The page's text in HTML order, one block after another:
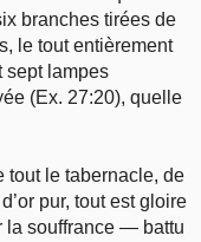
branches tirées de
le tout entièrement
sept lampes
(Ex. 27:20), quelle
tout le tabernacle, de
pur, tout est gloire
la souffrance — battu